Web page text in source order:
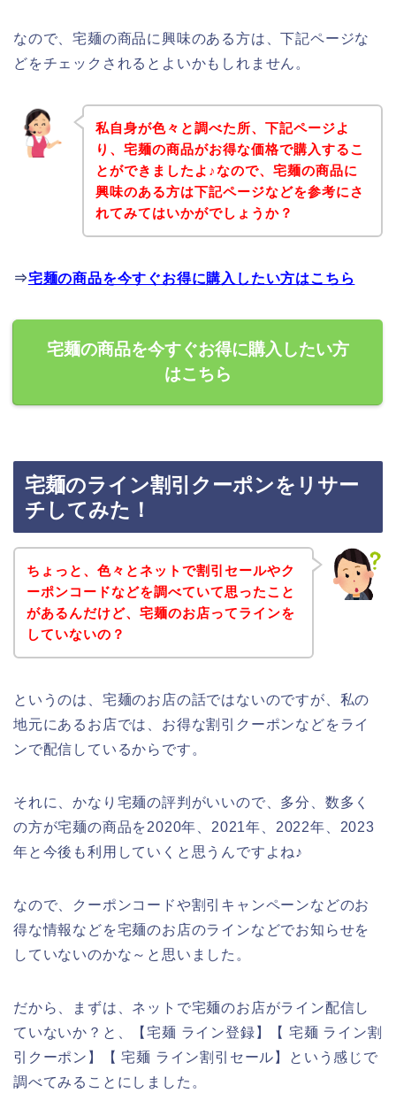
なので、宅麺の商品に興味のある方は、下記ページな
どをチェックされるとよいかもしれません。
私自身が色々と調べた所、下記ページよ
り、宅麺の商品がお得な価格で購入するこ
とができましたよ♪なので、宅麺の商品に
興味のある方は下記ページなどを参考にさ
れてみてはいかがでしょうか？
⇒宅麺の商品を今すぐお得に購入したい方はこちら
宅麺の商品を今すぐお得に購入したい方
はこちら
宅麺のライン割引クーポンをリサー
チしてみた！
ちょっと、色々とネットで割引セールやク
ーポンコードなどを調べていて思ったこと
があるんだけど、宅麺のお店ってラインを
していないの？
というのは、宅麺のお店の話ではないのですが、私の
地元にあるお店では、お得な割引クーポンなどをライ
ンで配信しているからです。
それに、かなり宅麺の評判がいいので、多分、数多く
の方が宅麺の商品を2020年、2021年、2022年、2023
年と今後も利用していくと思うんですよね♪
なので、クーポンコードや割引キャンペーンなどのお
得な情報などを宅麺のお店のラインなどでお知らせを
していないのかな～と思いました。
だから、まずは、ネットで宅麺のお店がライン配信し
ていないか？と、【宅麺 ライン登録】【 宅麺 ライン割
引クーポン】【 宅麺 ライン割引セール】という感じで
調べてみることにしました。